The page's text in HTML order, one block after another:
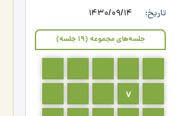
تاریخ
1430/09/14
جلسه‌های مجموعه (19 جلسه)
7